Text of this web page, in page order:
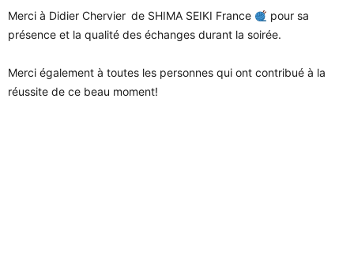
Merci à Didier Chervier de SHIMA SEIKI France
pour sa
présence et la qualité des échanges durant la soirée.
Merci également à toutes les personnes qui ont contribué à la
réussite de ce beau moment!